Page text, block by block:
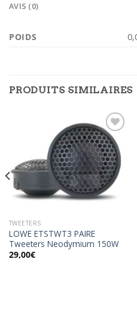
AVIS (0)
POIDS
PRODUITS SIMILAIRES
Ajouter
à la
wishlist
TWEETERS
LOWE ETSTWT3 PAIRE
Tweeters Neodymium 150W
29,00€